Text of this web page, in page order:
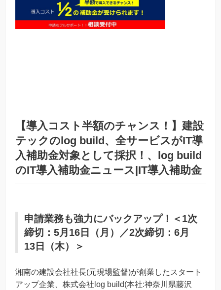
【導入コスト半額のチャンス！】建設
テックのlog build、全サービスがIT導
入補助金対象として採択！、log build
のIT導入補助金ニュース|IT導入補助金
申請業務も強力にバックアップ！＜1次
締切：5月16日（月）／2次締切：6月
13日（木）＞
湘南の建設会社社⻑(元現場監督)が創業したスタート
アップ企業、株式会社log build(本社:神奈川県藤沢